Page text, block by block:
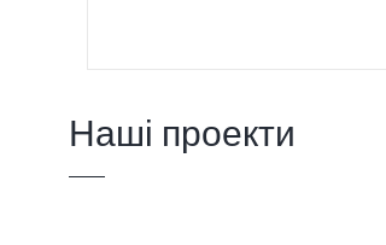
Наші проекти